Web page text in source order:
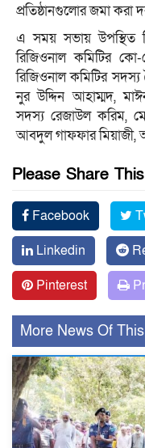
প্রতিষ্ঠানগুলোর জমা করা
এ সময় সভায় উপস্থিত
রিজিওনাল কমিটির কো-
রিজিওনাল কমিটির
নুর উদ্দিন আহাম্মদ,
সদস্য রেজাউল করিম,
আবদুল গাফফার মিয়াজী,
Please Share
Facebook
Linkedin
Pinterest
More News Of